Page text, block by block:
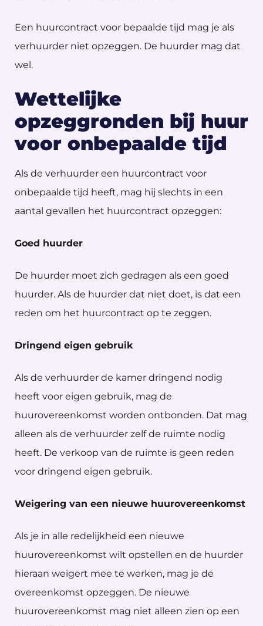
Een huurcontract voor bepaalde tijd mag je als
verhuurder niet opzeggen. De huurder mag dat
wel.
Wettelijke
opzeggronden bij huur
voor onbepaalde tijd
Als de verhuurder een huurcontract voor
onbepaalde tijd heeft, mag hij slechts in een
aantal gevallen het huurcontract opzeggen:
Goed huurder
De huurder moet zich gedragen als een goed
huurder. Als de huurder dat niet doet, is dat een
reden om het huurcontract op te zeggen.
Dringend eigen gebruik
Als de verhuurder de kamer dringend nodig
heeft voor eigen gebruik, mag de
huurovereenkomst worden ontbonden. Dat mag
alleen als de verhuurder zelf de ruimte nodig
heeft. De verkoop van de ruimte is geen reden
voor dringend eigen gebruik.
Weigering van een nieuwe huurovereenkomst
Als je in alle redelijkheid een nieuwe
huurovereenkomst wilt opstellen en de huurder
hieraan weigert mee te werken, mag je de
overeenkomst opzeggen. De nieuwe
huurovereenkomst mag niet alleen zien op een